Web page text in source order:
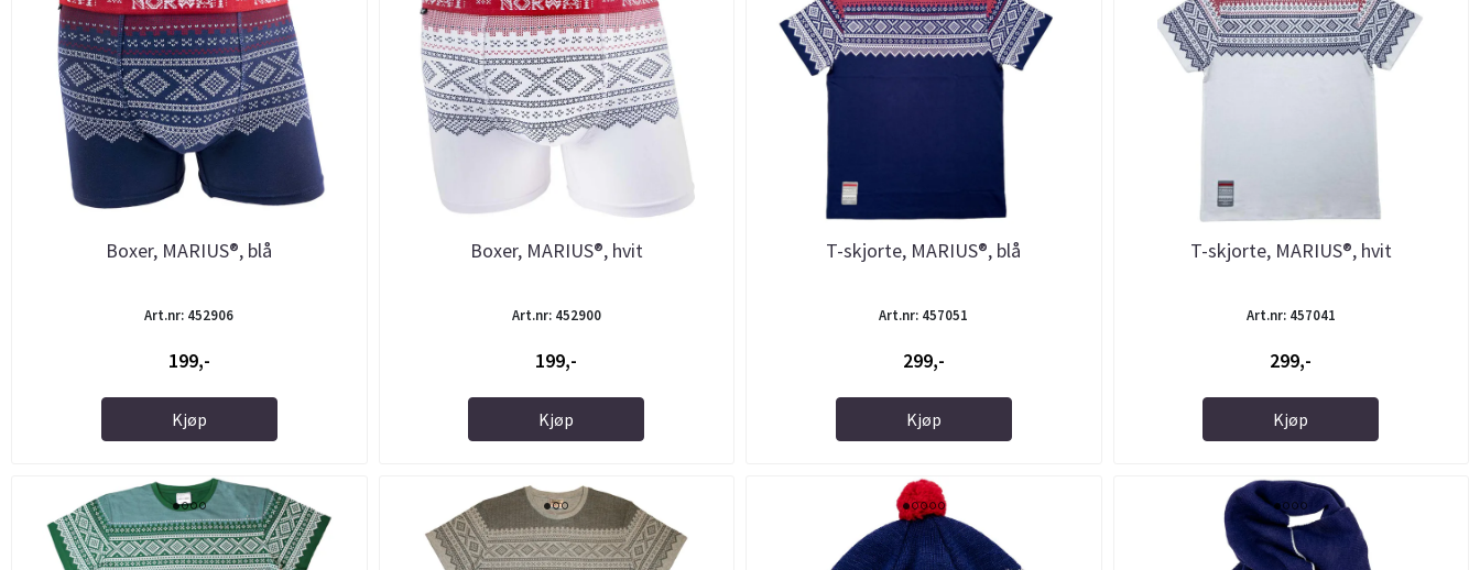
Boxer, MARIUS®, blå
Art.nr: 452906
199,-
Kjøp
Boxer, MARIUS®, hvit
Art.nr: 452900
199,-
Kjøp
T-skjorte, MARIUS®, blå
Art.nr: 457051
299,-
Kjøp
T-skjorte, MARIUS®, hvit
Art.nr: 457041
299,-
Kjøp